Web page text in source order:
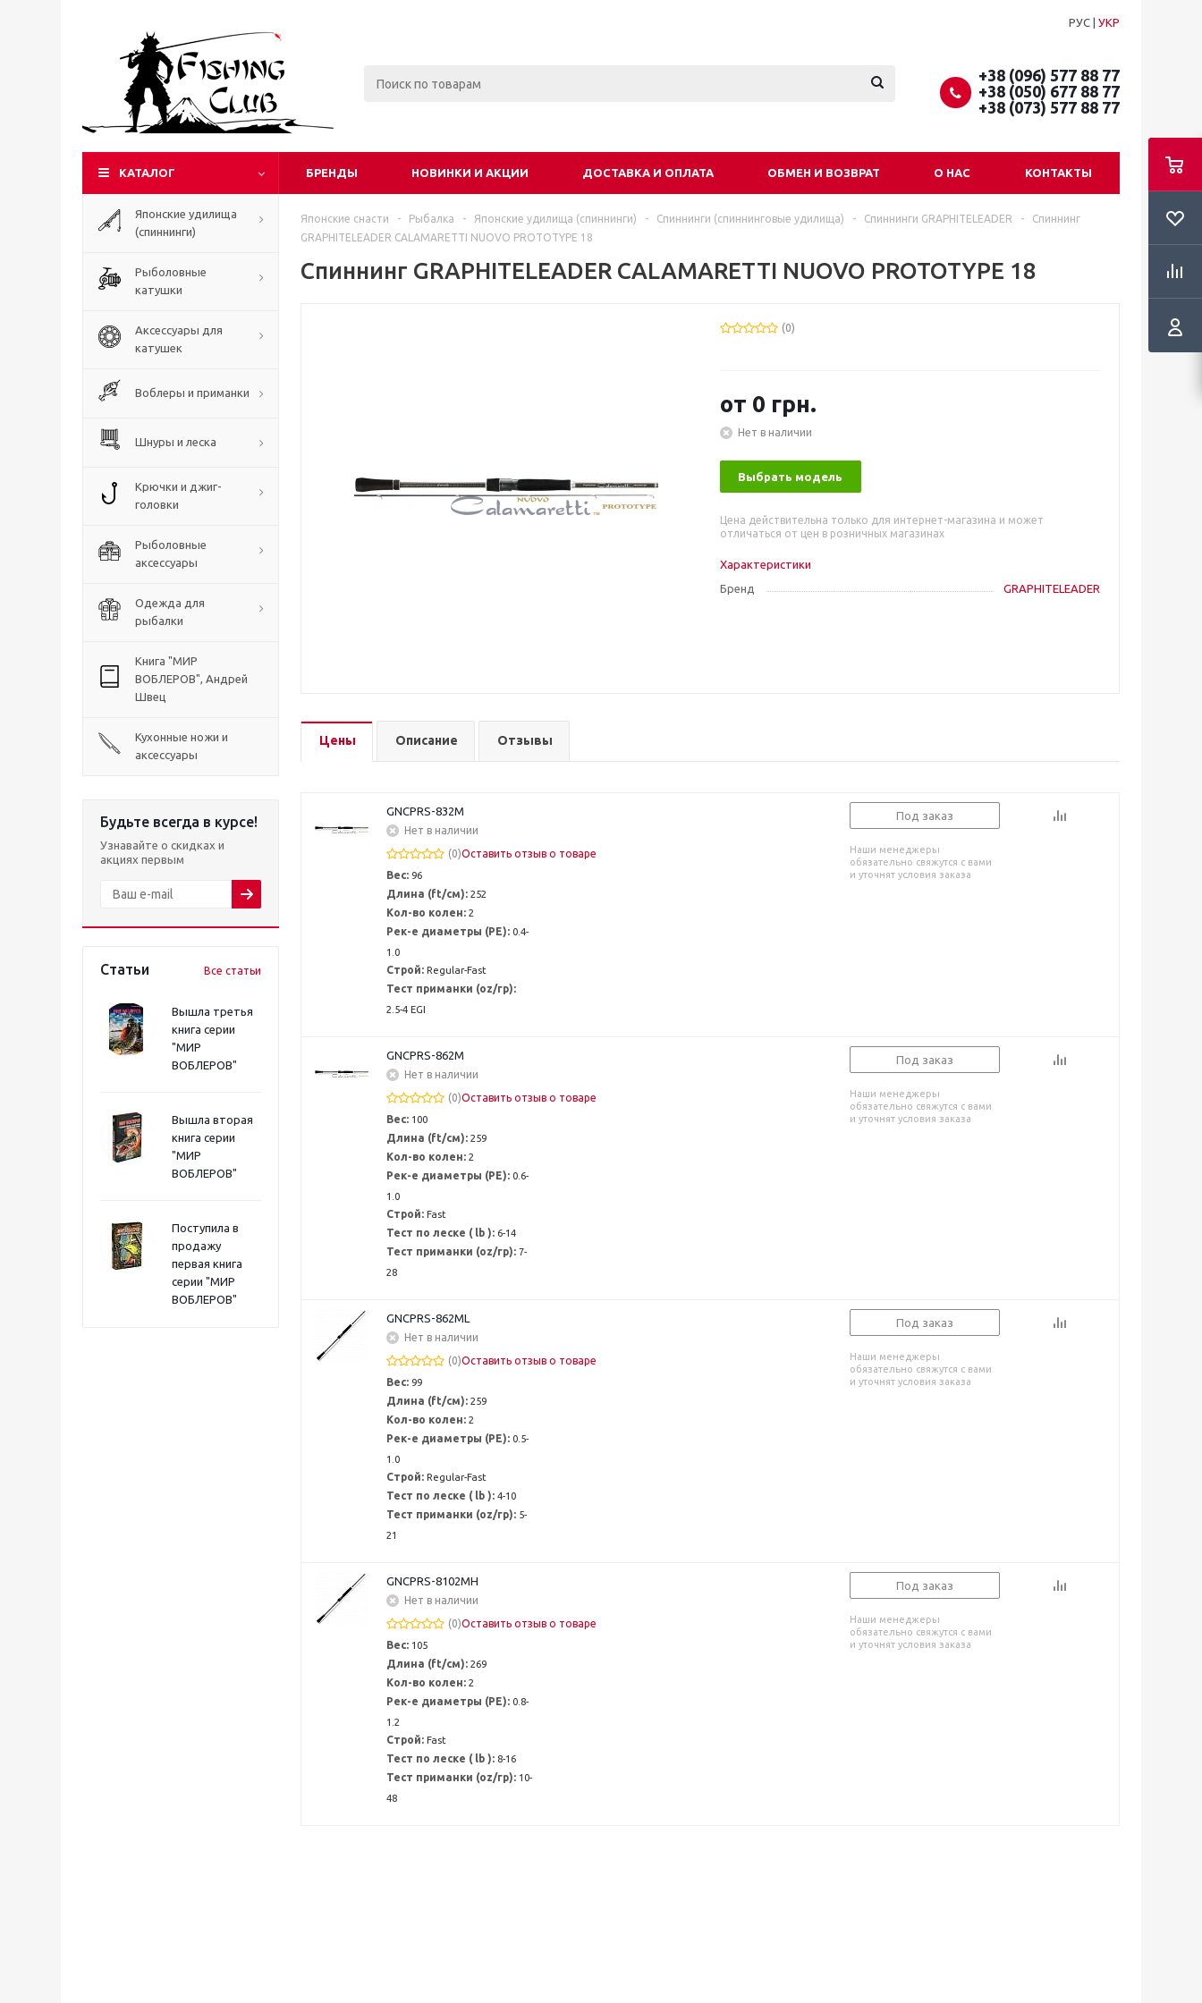
РУС УКР
+38 (096) 577 88 77
+38 (050) 677 88 77
+38 (073) 577 88 77
КАТАЛОГ БРЕНДЫ НОВИНКИ И АКЦИИ ДОСТАВКА И ОПЛАТА ОБМЕН И ВОЗВРАТ О НАС КОНТАКТЫ
Японские удилища
(спиннинги)
Рыболовные
катушки
Аксессуары для
катушек
Воблеры и приманки
Шнуры и леска
Крючки и джиг-
головки
Рыболовные
аксессуары
Одежда для
рыбалки
Книга "МИР
ВОБЛЕРОВ", Андрей
Швец
Кухонные ножи и
аксессуары
Будьте всегда в курсе!
Узнавайте о скидках и
акциях первым
Статьи Все статьи
Вышла третья
книга серии
"МИР
ВОБЛЕРОВ"
Вышла вторая
книга серии
"МИР
ВОБЛЕРОВ"
Поступила в
продажу
первая книга
серии "МИР
ВОБЛЕРОВ"
Японские снасти - Рыбалка - Японские удилища (спиннинги) - Спиннинги (спиннинговые удилища) - Спиннинги GRAPHITELEADER -
Спиннинг
GRAPHITELEADER CALAMARETTI NUOVO PROTOTYPE 18
Спиннинг GRAPHITELEADER CALAMARETTI NUOVO PROTOTYPE 18
(0)
от 0 грн.
Нет в наличии
Выбрать модель
Цена действительна только для интернет-магазина и может
отличаться от цен в розничных магазинах
Характеристики
Бренд
GRAPHITELEADER
Цены Описание Отзывы
GNCPRS-832M
Нет в наличии
(0)Оставить отзыв о товаре
Вес: 96
Длина (ft/см): 252
Кол-во колен: 2
Рек-е диаметры (PE): 0.4-
1.0
Строй: Regular-Fast
Тест приманки (oz/гр):
2.5-4 EGI
Под заказ
Наши менеджеры
обязательно свяжутся с вами
и уточнят условия заказа
GNCPRS-862M
Нет в наличии
(0)Оставить отзыв о товаре
Вес: 100
Длина (ft/см): 259
Кол-во колен: 2
Рек-е диаметры (PE): 0.6-
1.0
Строй: Fast
Тест по леске ( lb ): 6-14
Тест приманки (oz/гр): 7-
28
Под заказ
Наши менеджеры
обязательно свяжутся с вами
и уточнят условия заказа
GNCPRS-862ML
Нет в наличии
(0)Оставить отзыв о товаре
Вес: 99
Длина (ft/см): 259
Кол-во колен: 2
Рек-е диаметры (PE): 0.5-
1.0
Строй: Regular-Fast
Тест по леске ( lb ): 4-10
Тест приманки (oz/гр): 5-
21
Под заказ
Наши менеджеры
обязательно свяжутся с вами
и уточнят условия заказа
GNCPRS-8102MH
Нет в наличии
(0)Оставить отзыв о товаре
Вес: 105
Длина (ft/см): 269
Кол-во колен: 2
Рек-е диаметры (PE): 0.8-
1.2
Строй: Fast
Тест по леске ( lb ): 8-16
Тест приманки (oz/гр): 10-
48
Под заказ
Наши менеджеры
обязательно свяжутся с вами
и уточнят условия заказа